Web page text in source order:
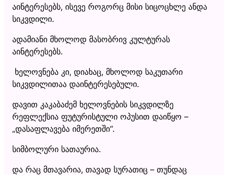
აინტერესებს, ისევე როგორც მისი სიცოცხლე ანდა
სიკვდილი.
ადამიანი მხოლოდ მასობრივ კულტურას
აინტერესებს.
ხელოვნება კი, დიახაც, მხოლოდ საკუთარი
სიკვდილითაა დაინტერესებული.
დავით კაკაბაძემ ხელოვნების სიკვდილზე
რეფლექსია ფუტურისტული ოპუსით დაიწყო –
„დასაფლავება იმერეთში“.
სიმბოლური სათაურია.
და რაც მთავარია, თავად სურათიც – თუნდაც